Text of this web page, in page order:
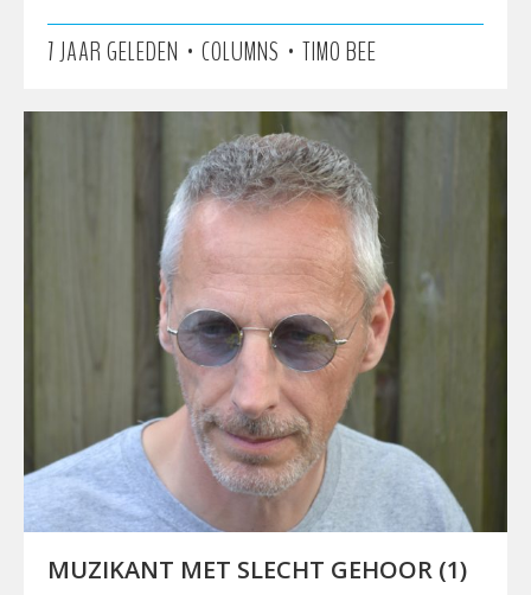
7 JAAR GELEDEN • COLUMNS • TIMO BEE
MUZIKANT MET SLECHT GEHOOR (1)